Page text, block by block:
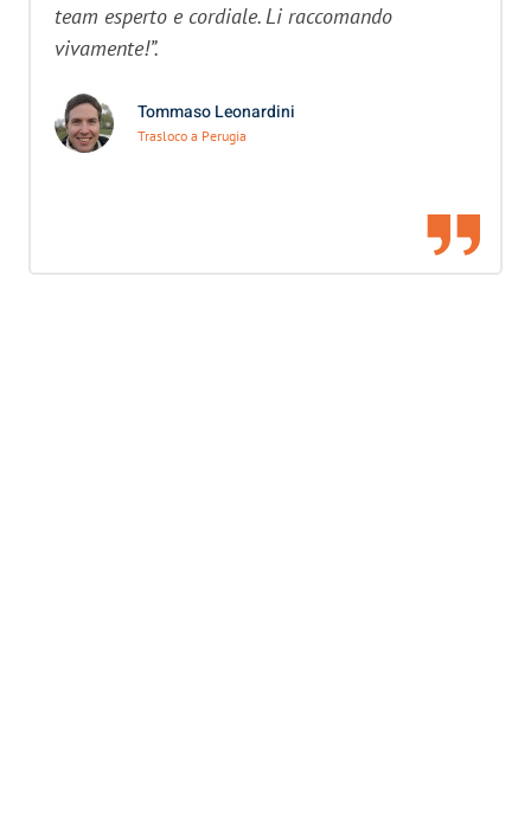
team esperto e cordiale. Li raccomando
vivamente!”.
Tommaso Leonardini
Trasloco a Perugia